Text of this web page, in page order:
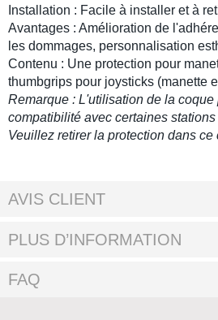
Installation : Facile à installer et à
Avantages : Amélioration de
les dommages, personnalisation
Contenu : Une protection pour
thumbgrips pour joysticks (manette
Remarque : L'utilisation de la coque
compatibilité avec certaines
Veuillez retirer la protection dans ce
AVIS CLIENT
PLUS D’INFORMATION
FAQ